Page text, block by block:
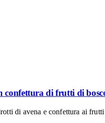
confettura di frutti di
di avena e confettura ai